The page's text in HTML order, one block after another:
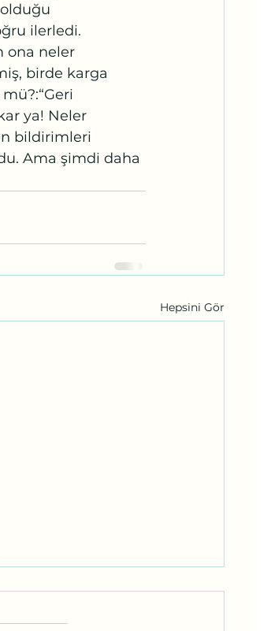
ilerledi.
ona neler
birde karga
ya! Neler
bildirimleri
Ama şimdi daha
Hepsini Gör